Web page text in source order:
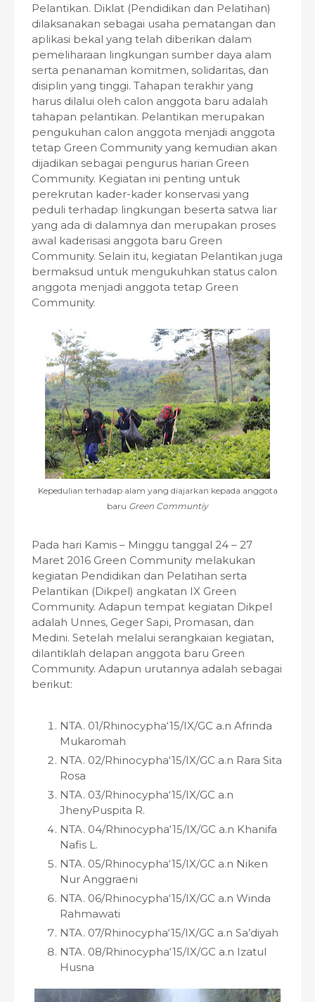
Pelantikan. Diklat (Pendidikan dan Pelatihan)
dilaksanakan sebagai usaha pematangan dan
aplikasi bekal yang telah diberikan dalam
pemeliharaan lingkungan sumber daya alam
serta penanaman komitmen, solidaritas, dan
disiplin yang tinggi. Tahapan terakhir yang
harus dilalui oleh calon anggota baru adalah
tahapan pelantikan. Pelantikan merupakan
pengukuhan calon anggota menjadi anggota
tetap Green Community yang kemudian akan
dijadikan sebagai pengurus harian Green
Community. Kegiatan ini penting untuk
perekrutan kader-kader konservasi yang
peduli terhadap lingkungan beserta satwa liar
yang ada di dalamnya dan merupakan proses
awal kaderisasi anggota baru Green
Community. Selain itu, kegiatan Pelantikan juga
bermaksud untuk mengukuhkan status calon
anggota menjadi anggota tetap Green
Community.
Kepedulian terhadap alam yang diajarkan kepada anggota
baru Green Communtiy
Pada hari Kamis – Minggu tanggal 24 – 27
Maret 2016 Green Community melakukan
kegiatan Pendidikan dan Pelatihan serta
Pelantikan (Dikpel) angkatan IX Green
Community. Adapun tempat kegiatan Dikpel
adalah Unnes, Geger Sapi, Promasan, dan
Medini. Setelah melalui serangkaian kegiatan,
dilantiklah delapan anggota baru Green
Community. Adapun urutannya adalah sebagai
berikut:
NTA. 01/Rhinocypha‘15/IX/GC a.n Afrinda
Mukaromah
NTA. 02/Rhinocypha‘15/IX/GC a.n Rara Sita
Rosa
NTA. 03/Rhinocypha‘15/IX/GC a.n
JhenyPuspita R.
NTA. 04/Rhinocypha‘15/IX/GC a.n Khanifa
Nafis L.
NTA. 05/Rhinocypha‘15/IX/GC a.n Niken
Nur Anggraeni
NTA. 06/Rhinocypha‘15/IX/GC a.n Winda
Rahmawati
NTA. 07/Rhinocypha‘15/IX/GC a.n Sa’diyah
NTA. 08/Rhinocypha‘15/IX/GC a.n Izatul
Husna